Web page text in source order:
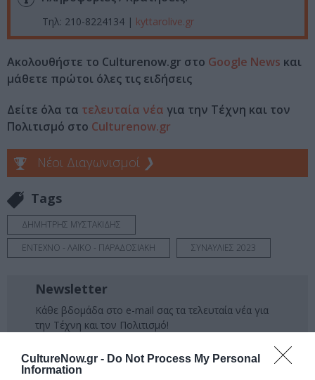
CultureNow.gr - Do Not Process My Personal
Information
Τηλ: 210-8224134 | kyttarolive.gr
Ακολουθήστε το Culturenow.gr στο Google News και
μάθετε πρώτοι όλες τις ειδήσεις
Δείτε όλα τα τελευταία νέα για την Τέχνη και τον
Πολιτισμό στο Culturenow.gr
Νέοι Διαγωνισμοί ❯
Tags
ΔΗΜΗΤΡΗΣ ΜΥΣΤΑΚΙΔΗΣ
ΕΝΤΕΧΝΟ - ΛΑΪΚΟ - ΠΑΡΑΔΟΣΙΑΚΗ
ΣΥΝΑΥΛΙΕΣ 2023
Newsletter
Κάθε βδομάδα στο e-mail σας τα τελευταία νέα για
την Τέχνη και τον Πολιτισμό!